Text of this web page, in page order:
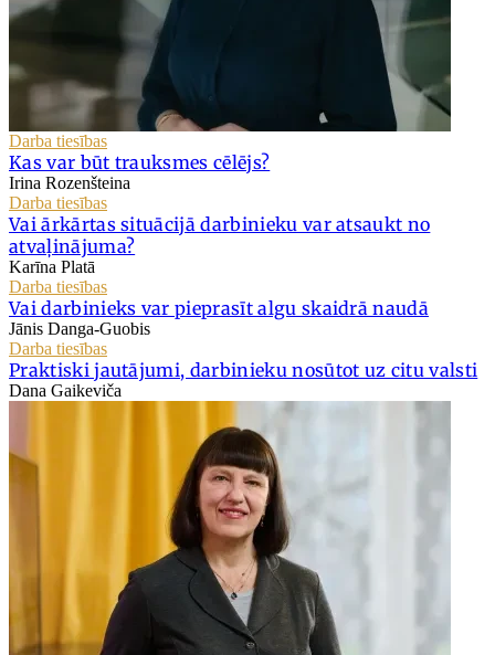
Darba tiesības
Kas var būt trauksmes cēlējs?
Irina Rozenšteina
Darba tiesības
Vai ārkārtas situācijā darbinieku var atsaukt no
atvaļinājuma?
Karīna Platā
Darba tiesības
Vai darbinieks var pieprasīt algu skaidrā naudā
Jānis Danga-Guobis
Darba tiesības
Praktiski jautājumi, darbinieku nosūtot uz citu valsti
Dana Gaikeviča